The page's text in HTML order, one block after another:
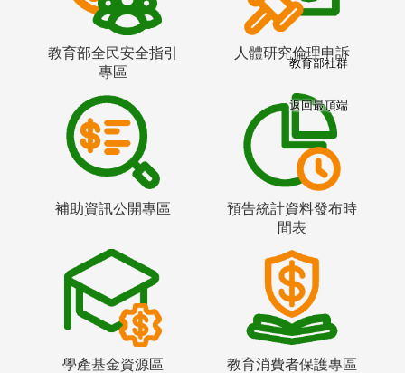
教育部全民安全指引
專區
人體研究倫理申訴
補助資訊公開專區
預告統計資料發布時
間表
學產基金資源區 教育消費者保護專區
教育部社群
返回最頂端